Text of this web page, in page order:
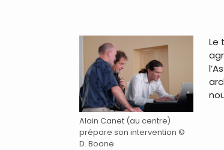
Alain Canet (au centre)
prépare son intervention ©
D. Boone
Le